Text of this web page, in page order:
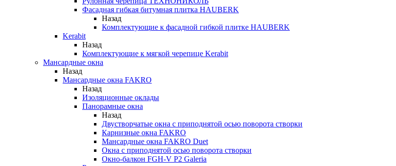
Фасадная гибкая битумная плитка HAUBERK
Назад
Комплектующие к фасадной гибкой плитке HAUBERK
Kerabit
Назад
Комплектующие к мягкой черепице Kerabit
Мансардные окна
Назад
Мансардные окна FAKRO
Назад
Изоляционные оклады
Панорамные окна
Назад
Двустворчатые окна с приподнятой осью поворота створки
Карнизные окна FAKRO
Мансардные окна FAKRO Duet
Окна с приподнятой осью поворота створки
Окно-балкон FGH-V P2 Galeria